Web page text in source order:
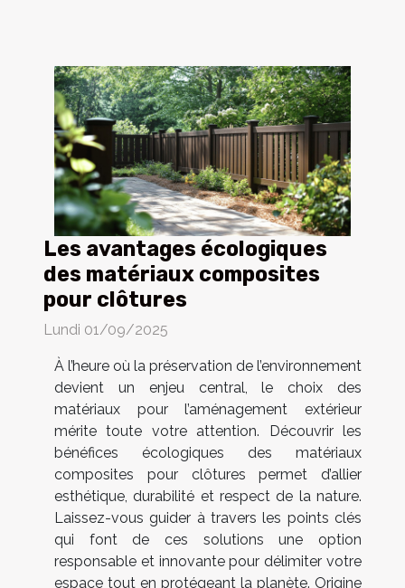
Les avantages écologiques
des matériaux composites
pour clôtures
Lundi 01/09/2025
À l’heure où la préservation de l’environnement
devient un enjeu central, le choix des
matériaux pour l’aménagement extérieur
mérite toute votre attention. Découvrir les
bénéfices écologiques des matériaux
composites pour clôtures permet d’allier
esthétique, durabilité et respect de la nature.
Laissez-vous guider à travers les points clés
qui font de ces solutions une option
responsable et innovante pour délimiter votre
espace tout en protégeant la planète. Origine